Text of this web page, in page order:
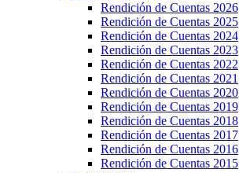
Rendición de Cuentas 2026
Rendición de Cuentas 2025
Rendición de Cuentas 2024
Rendición de Cuentas 2023
Rendición de Cuentas 2022
Rendición de Cuentas 2021
Rendición de Cuentas 2020
Rendición de Cuentas 2019
Rendición de Cuentas 2018
Rendición de Cuentas 2017
Rendición de Cuentas 2016
Rendición de Cuentas 2015